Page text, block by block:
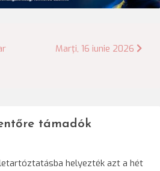
Marţi, 16 iunie 2026
támadók
helyezték azt a hét